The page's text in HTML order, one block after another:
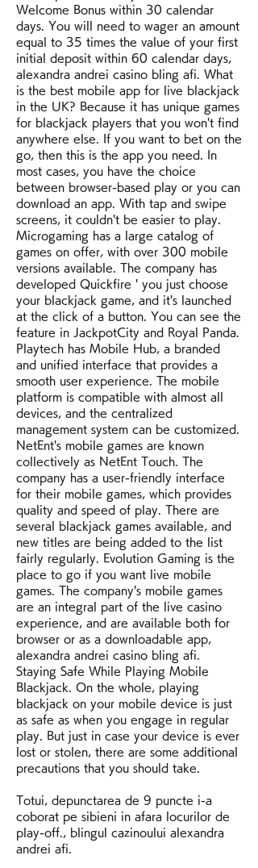
Welcome Bonus within 30 calendar
days. You will need to wager an amount
equal to 35 times the value of your first
initial deposit within 60 calendar days,
alexandra andrei casino bling afi. What
is the best mobile app for live blackjack
in the UK? Because it has unique games
for blackjack players that you won't find
anywhere else. If you want to bet on the
go, then this is the app you need. In
most cases, you have the choice
between browser-based play or you can
download an app. With tap and swipe
screens, it couldn't be easier to play.
Microgaming has a large catalog of
games on offer, with over 300 mobile
versions available. The company has
developed Quickfire ' you just choose
your blackjack game, and it's launched
at the click of a button. You can see the
feature in JackpotCity and Royal Panda.
Playtech has Mobile Hub, a branded
and unified interface that provides a
smooth user experience. The mobile
platform is compatible with almost all
devices, and the centralized
management system can be customized.
NetEnt's mobile games are known
collectively as NetEnt Touch. The
company has a user-friendly interface
for their mobile games, which provides
quality and speed of play. There are
several blackjack games available, and
new titles are being added to the list
fairly regularly. Evolution Gaming is the
place to go if you want live mobile
games. The company's mobile games
are an integral part of the live casino
experience, and are available both for
browser or as a downloadable app,
alexandra andrei casino bling afi.
Staying Safe While Playing Mobile
Blackjack. On the whole, playing
blackjack on your mobile device is just
as safe as when you engage in regular
play. But just in case your device is ever
lost or stolen, there are some additional
precautions that you should take.
Totui, depunctarea de 9 puncte i-a
coborat pe sibieni in afara locurilor de
play-off., blingul cazinoului alexandra
andrei afi.